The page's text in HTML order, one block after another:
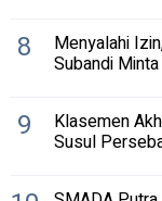
8 Menyalahi
Subandi
9 Klasemen
Susul